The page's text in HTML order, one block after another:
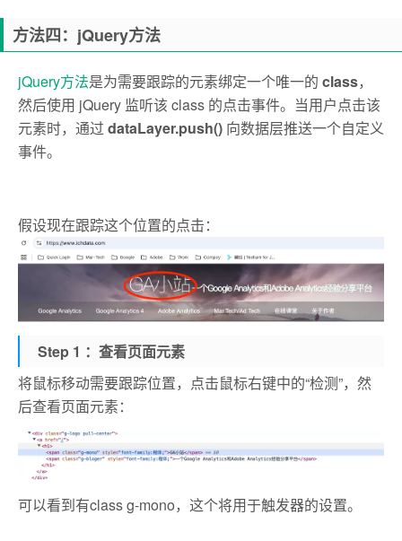
方法四：jQuery方法
jQuery方法是为需要跟踪的元素绑定一个唯一的 class，
然后使用 jQuery 监听该 class 的点击事件。当用户点击该
元素时，通过 dataLayer.push() 向数据层推送一个自定义
事件。
假设现在跟踪这个位置的点击：
Step 1 ：查看页面元素
将鼠标移动需要跟踪位置，点击鼠标右键中的“检测”，然
后查看页面元素：
可以看到有class g-mono，这个将用于触发器的设置。